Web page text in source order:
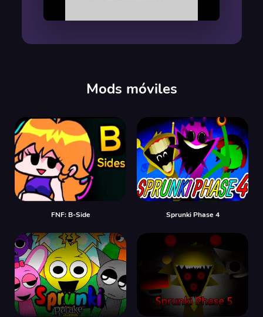
Mods móviles
FNF: B-Side Sprunki Phase 4